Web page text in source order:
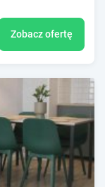
Zobacz ofertę